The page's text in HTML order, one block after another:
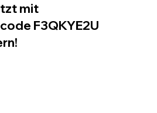
mit
F3QKYE2U